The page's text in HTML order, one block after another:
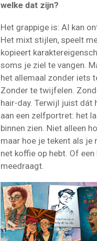
welke dat zijn?
Het grappige is: AI kan
Het mixt stijlen, speelt
kopieert
soms je ziel te vangen.
het allemaal zonder iets
Zonder te twijfelen.
hair-day. Terwijl juist dát
aan een zelfportret: het
binnen zien. Niet alleen
maar hoe je tekent als je
net koffie op hebt. Of
meedraagt.